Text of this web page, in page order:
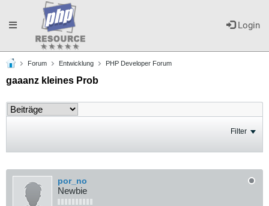
Login
Toggle
navigation
Forum Entwicklung PHP Developer Forum
gaaanz kleines Prob
Filter
por_no
Newbie